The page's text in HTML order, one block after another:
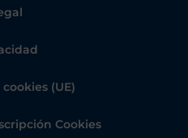
(UE)
Cookies